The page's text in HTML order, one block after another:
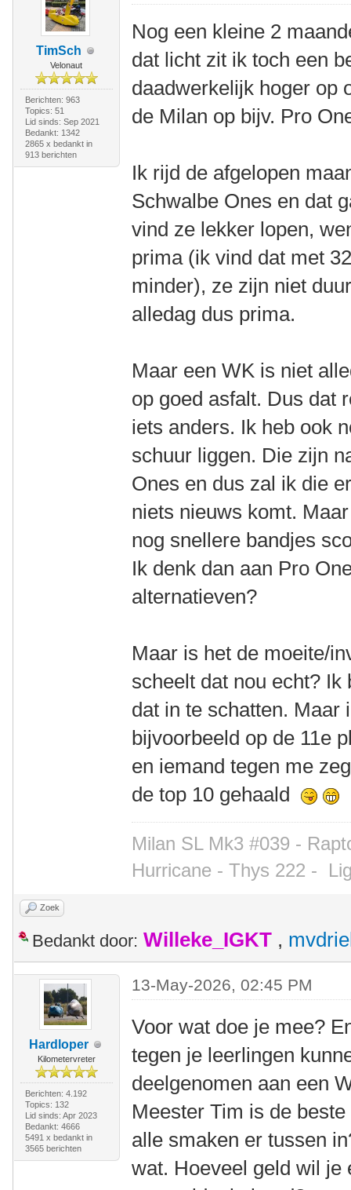
TimSch
Velonaut
Berichten: 963
Topics: 51
Lid sinds: Sep 2021
Bedankt: 1342
2865 x bedankt in
913 berichten
Nog een kleine 2
dat licht zit ik toch een
daadwerkelijk hoger op
de Milan op bijv. Pro
Ik rijd de afgelopen
Schwalbe Ones en dat
vind ze lekker lopen,
prima (ik vind dat met
minder), ze zijn niet
alledag dus prima.
Maar een WK is niet
op goed asfalt. Dus dat
iets anders. Ik heb ook
schuur liggen. Die zijn
Ones en dus zal ik die
niets nieuws komt.
nog snellere bandjes
Ik denk dan aan Pro
alternatieven?
Maar is het de moeite/
scheelt dat nou echt?
dat in te schatten. Maar
bijvoorbeeld op de 11e
en iemand tegen me
de top 10 gehaald
Milan SL Mk3 #039 -
Hurricane - Thys 222 -
Zoek
Bedankt door: Willeke_IGKT ,
Hardloper
Kilometervreter
Berichten: 4.192
Topics: 132
Lid sinds: Apr 2023
Bedankt: 4666
5491 x bedankt in
3565 berichten
13-May-2026, 02:45 PM
Voor wat doe je mee?
tegen je leerlingen
deelgenomen aan een
Meester Tim is de
alle smaken er tussen
wat. Hoeveel geld wil je